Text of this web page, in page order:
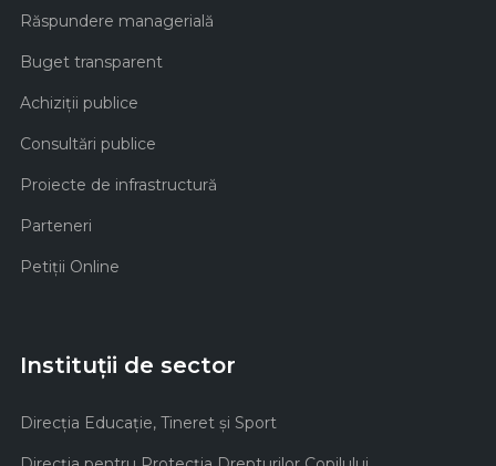
Răspundere managerială
Buget transparent
Achiziţii publice
Consultări publice
Proiecte de infrastructură
Parteneri
Petiții Online
Instituții de sector
Direcţia Educaţie, Tineret şi Sport